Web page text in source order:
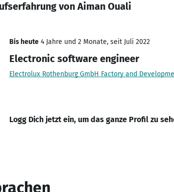
von Aiman Ouali
Bis heute 4 Jahre und 2 Monate, seit Juli 2022
Electronic software engineer
Electrolux Rothenburg GmbH Factory and
Logg Dich jetzt ein, um das ganze Profil zu